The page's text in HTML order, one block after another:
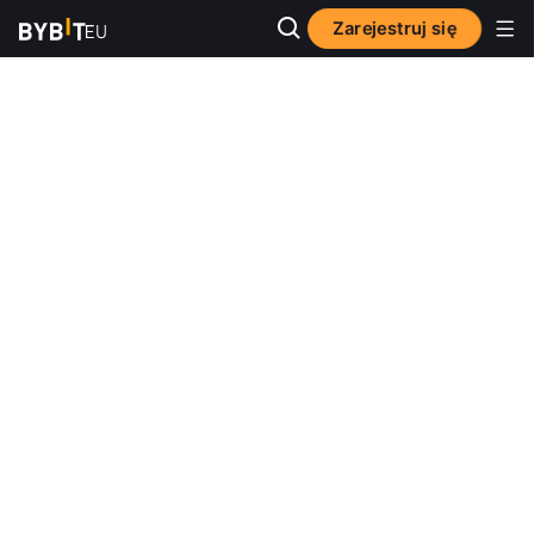
Zarejestruj się